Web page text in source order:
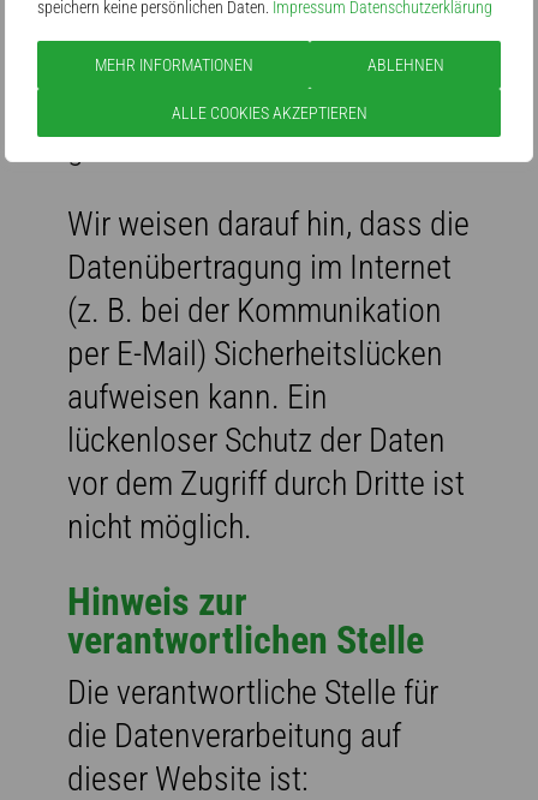
speichern keine persönlichen Daten. Impressum Datenschutzerklärung
MEHR INFORMATIONEN ABLEHNEN
ALLE COOKIES AKZEPTIEREN
erheben und wofür wir sie
nutzen. Sie erläutert auch, wie
und zu welchem Zweck das
geschieht.
Wir weisen darauf hin, dass die
Datenübertragung im Internet
(z. B. bei der Kommunikation
per E-Mail) Sicherheitslücken
aufweisen kann. Ein
lückenloser Schutz der Daten
vor dem Zugriff durch Dritte ist
nicht möglich.
Hinweis zur
verantwortlichen Stelle
Die verantwortliche Stelle für
die Datenverarbeitung auf
dieser Website ist: